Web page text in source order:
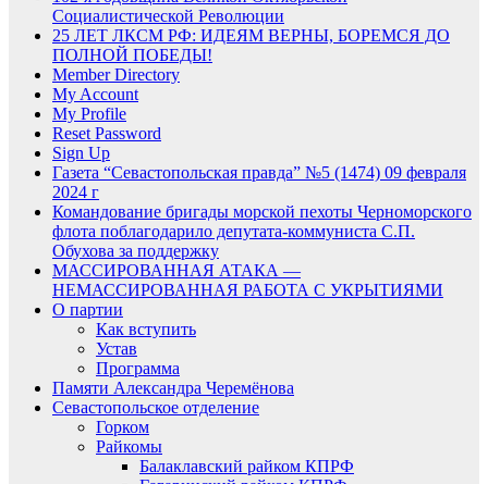
Социалистической Революции
25 ЛЕТ ЛКСМ РФ: ИДЕЯМ ВЕРНЫ, БОРЕМСЯ ДО
ПОЛНОЙ ПОБЕДЫ!
Member Directory
My Account
My Profile
Reset Password
Sign Up
Газета “Севастопольская правда” №5 (1474) 09 февраля
2024 г
Командование бригады морской пехоты Черноморского
флота поблагодарило депутата-коммуниста С.П.
Обухова за поддержку
МАССИРОВАННАЯ АТАКА —
НЕМАССИРОВАННАЯ РАБОТА С УКРЫТИЯМИ
О партии
Как вступить
Устав
Программа
Памяти Александра Черемёнова
Севастопольское отделение
Горком
Райкомы
Балаклавский райком КПРФ